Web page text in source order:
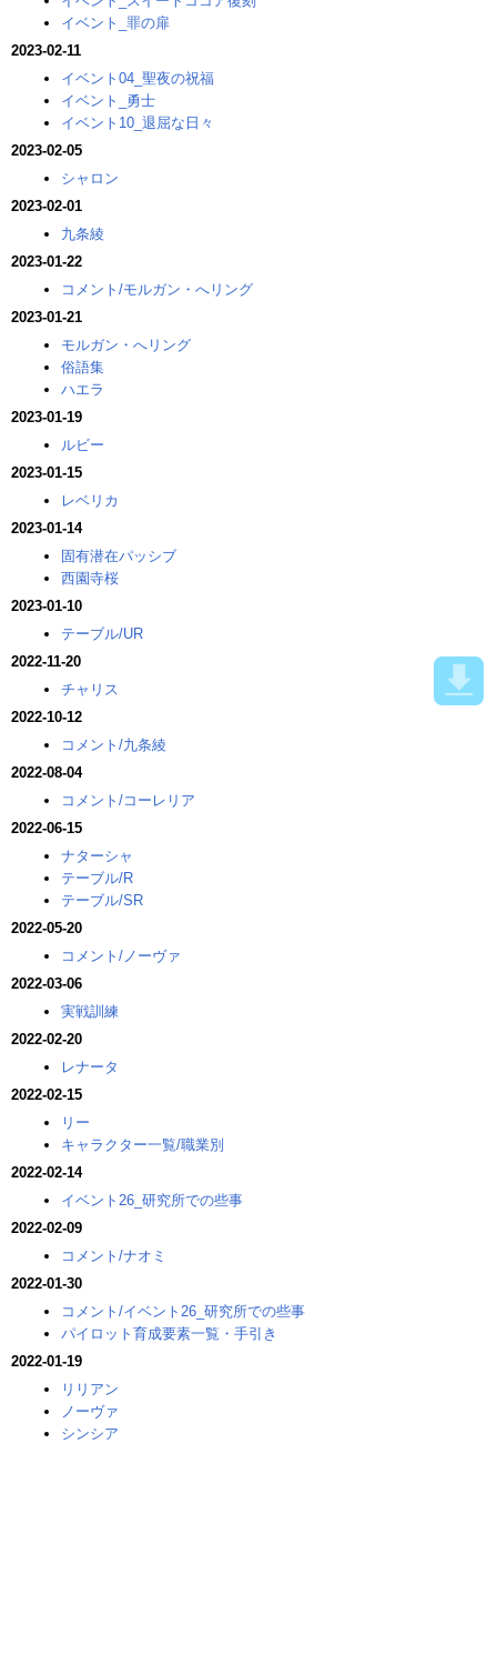
イベント_罪の扉
2023-02-11
イベント04_聖夜の祝福
イベント_勇士
イベント10_退屈な日々
2023-02-05
シャロン
2023-02-01
九条綾
2023-01-22
コメント/モルガン・へリング
2023-01-21
モルガン・へリング
俗語集
ハエラ
2023-01-19
ルビー
2023-01-15
レベリカ
2023-01-14
固有潜在パッシブ
西園寺桜
2023-01-10
テーブル/UR
2022-11-20
チャリス
2022-10-12
コメント/九条綾
2022-08-04
コメント/コーレリア
2022-06-15
ナターシャ
テーブル/R
テーブル/SR
2022-05-20
コメント/ノーヴァ
2022-03-06
実戦訓練
2022-02-20
レナータ
2022-02-15
リー
キャラクター一覧/職業別
2022-02-14
イベント26_研究所での些事
2022-02-09
コメント/ナオミ
2022-01-30
コメント/イベント26_研究所での些事
パイロット育成要素一覧・手引き
2022-01-19
リリアン
ノーヴァ
シンシア